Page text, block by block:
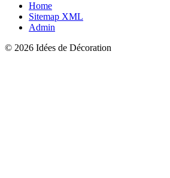
Home
Sitemap XML
Admin
© 2026 Idées de Décoration